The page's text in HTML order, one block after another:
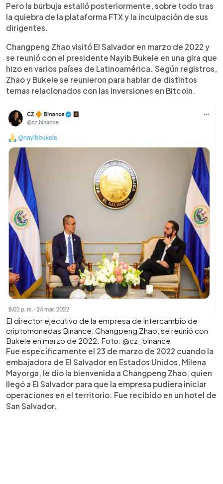
Pero la burbuja estalló posteriormente, sobre todo tras
la quiebra de la plataforma FTX y la inculpación de sus
dirigentes.
Changpeng Zhao visitó El Salvador en marzo de 2022 y
se reunió con el presidente Nayib Bukele en una gira que
hizo en varios países de Latinoamérica. Según registros,
Zhao y Bukele se reunieron para hablar de distintos
temas relacionados con las inversiones en Bitcoin.
El director ejecutivo de la empresa de intercambio de
criptomonedas Binance, Changpeng Zhao, se reunió con
Bukele en marzo de 2022. Foto: @cz_binance
Fue específicamente el 23 de marzo de 2022 cuando la
embajadora de El Salvador en Estados Unidos, Milena
Mayorga, le dio la bienvenida a Changpeng Zhao, quien
llegó a El Salvador para que la empresa pudiera iniciar
operaciones en el territorio. Fue recibido en un hotel de
San Salvador.